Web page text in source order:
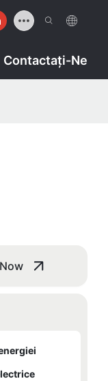
Contactaţi-Ne